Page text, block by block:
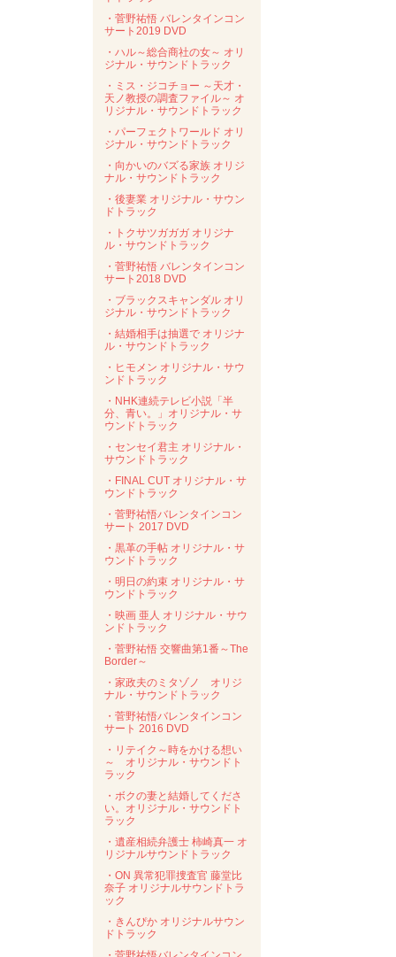
・菅野祐悟 バレンタインコン
サート2019 DVD
・ハル～総合商社の女～ オリ
ジナル・サウンドトラック
・ミス・ジコチョー ～天才・
天ノ教授の調査ファイル～ オ
リジナル・サウンドトラック
・パーフェクトワールド オリ
ジナル・サウンドトラック
・向かいのバズる家族 オリジ
ナル・サウンドトラック
・後妻業 オリジナル・サウン
ドトラック
・トクサツガガガ オリジナ
ル・サウンドトラック
・菅野祐悟 バレンタインコン
サート2018 DVD
・ブラックスキャンダル オリ
ジナル・サウンドトラック
・結婚相手は抽選で オリジナ
ル・サウンドトラック
・ヒモメン オリジナル・サウ
ンドトラック
・NHK連続テレビ小説「半
分、青い。」オリジナル・サ
ウンドトラック
・センセイ君主 オリジナル・
サウンドトラック
・FINAL CUT オリジナル・サ
ウンドトラック
・菅野祐悟バレンタインコン
サート 2017 DVD
・黒革の手帖 オリジナル・サ
ウンドトラック
・明日の約束 オリジナル・サ
ウンドトラック
・映画 亜人 オリジナル・サウ
ンドトラック
・菅野祐悟 交響曲第1番～The
Border～
・家政夫のミタゾノ オリジ
ナル・サウンドトラック
・菅野祐悟バレンタインコン
サート 2016 DVD
・リテイク～時をかける想い
～ オリジナル・サウンドト
ラック
・ボクの妻と結婚してくださ
い。オリジナル・サウンドト
ラック
・遺産相続弁護士 柿崎真一 オ
リジナルサウンドトラック
・ON 異常犯罪捜査官 藤堂比
奈子 オリジナルサウンドトラ
ック
・きんぴか オリジナルサウン
ドトラック